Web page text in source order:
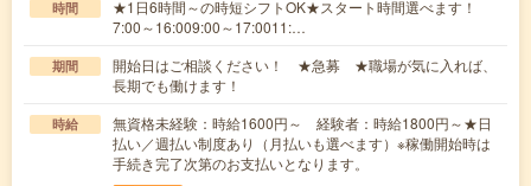
時間
★1日6時間～の時短シフトOK★スタート時間選べます！
7:00～16:009:00～17:0011:…
期間
開始日はご相談ください！ ★急募 ★職場が気に入れば、
長期でも働けます！
時給
無資格未経験：時給1600円～ 経験者：時給1800円～★日
払い／週払い制度あり（月払いも選べます）※稼働開始時は
手続き完了次第のお支払いとなります。